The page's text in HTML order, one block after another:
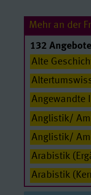
Mehr an der
132
Alte
Angewandte
Anglistik/
Anglistik/
Arabistik
Arabistik